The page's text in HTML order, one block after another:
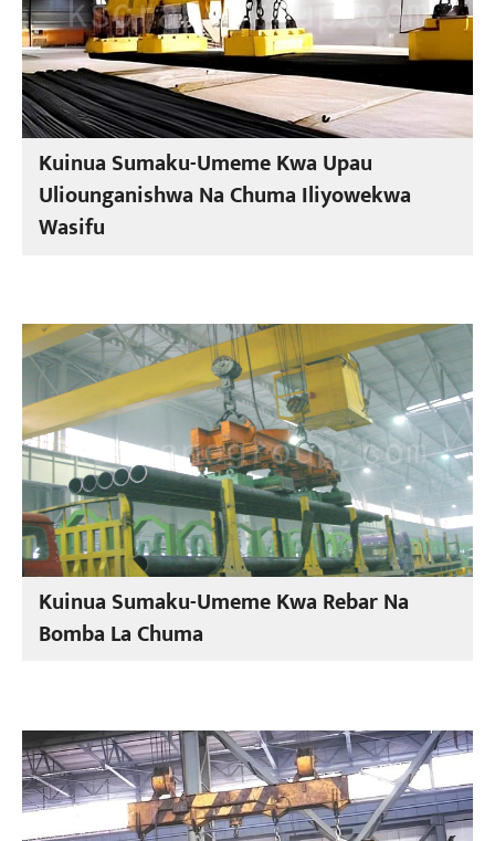
Kuinua Sumaku-Umeme Kwa Upau
Uliounganishwa Na Chuma Iliyowekwa
Wasifu
Kuinua Sumaku-Umeme Kwa Rebar Na
Bomba La Chuma